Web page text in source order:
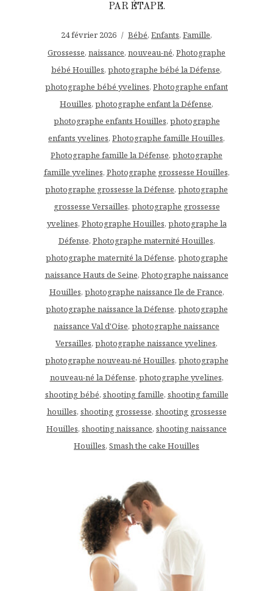
PAR ÉTAPE.
24 février 2026 Bébé, Enfants, Famille,
Grossesse, naissance, nouveau-né, Photographe
bébé Houilles, photographe bébé la Défense,
photographe bébé yvelines, Photographe enfant
Houilles, photographe enfant la Défense,
photographe enfants Houilles, photographe
enfants yvelines, Photographe famille Houilles,
Photographe famille la Défense, photographe
famille yvelines, Photographe grossesse Houilles,
photographe grossesse la Défense, photographe
grossesse Versailles, photographe grossesse
yvelines, Photographe Houilles, photographe la
Défense, Photographe maternité Houilles,
photographe maternité la Défense, photographe
naissance Hauts de Seine, Photographe naissance
Houilles, photographe naissance Ile de France,
photographe naissance la Défense, photographe
naissance Val d'Oise, photographe naissance
Versailles, photographe naissance yvelines,
photographe nouveau-né Houilles, photographe
nouveau-né la Défense, photographe yvelines,
shooting bébé, shooting famille, shooting famille
houilles, shooting grossesse, shooting grossesse
Houilles, shooting naissance, shooting naissance
Houilles, Smash the cake Houilles